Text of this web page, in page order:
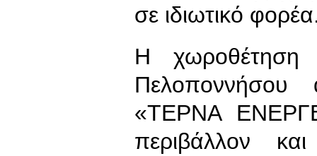
σε ιδιωτικό
Η χωροθέτηση
Πελοποννήσου
«ΤΕΡΝΑ
περιβάλλον